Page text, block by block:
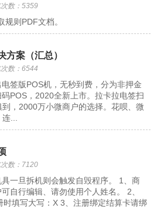
数：5359
则PDF文档。
方案（汇总）
数：6544
签版POS机，无秒到费，分为非押金
POS，2020全新上市。拉卡拉电签扫
，2000万小微商户的选择。花呗、微
...
数：7120
一旦拆机则会触发自毁程序。 1、商
自行编辑、请勿使用个人姓名。 2、
时填写大写：X 3、注册绑定结算卡请绑